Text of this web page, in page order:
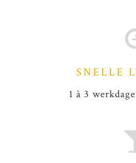
SNELLE
1 à 3